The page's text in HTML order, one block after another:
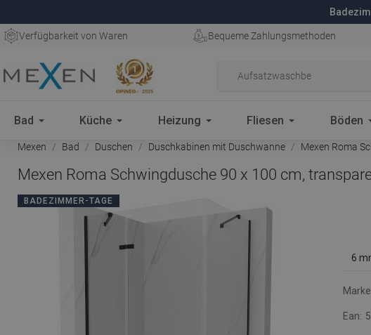
Verfügbarkeit von Waren Bequeme Zahlungsmethoden
Bad Küche Heizung Fliesen Böden
Mexen Bad Duschen Duschkabinen mit Duschwanne Mexen Roma
Mexen Roma Schwingdusche 90 x 100 cm,
BADEZIMMER-TAGE
6
Ean: